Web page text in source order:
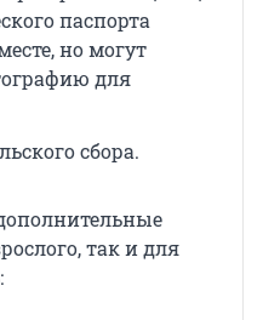
паспорта
но могут
для
сбора.
так и для